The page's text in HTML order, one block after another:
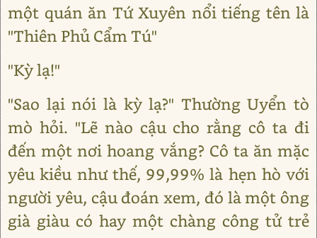
một quán ăn Tứ Xuyên nổi tiếng tên là
"Thiên Phủ Cẩm Tú"
"Kỳ lạ!"
"Sao lại nói là kỳ lạ?" Thường Uyển tò
mò hỏi. "Lẽ nào cậu cho rằng cô ta đi
đến một nơi hoang vắng? Cô ta ăn mặc
yêu kiều như thế, 99,99% là hẹn hò với
người yêu, cậu đoán xem, đó là một ông
già giàu có hay một chàng công tử trẻ